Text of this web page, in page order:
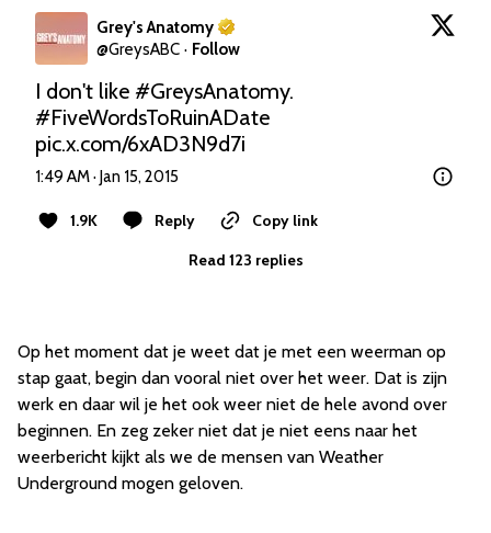
Grey's Anatomy
@GreysABC · Follow
I don't like #GreysAnatomy
#FiveWordsToRuinADate
pic.x.com/6xAD3N9d7i
1:49 AM · Jan 15, 2015
1.9K Reply
Copy link
Read 123 replies
Op het moment dat je weet dat je met een weerman op
stap gaat, begin dan vooral niet over het weer. Dat is zijn
werk en daar wil je het ook weer niet de hele avond over
beginnen. En zeg zeker niet dat je niet eens naar het
weerbericht kijkt als we de mensen van Weather
Underground mogen geloven.